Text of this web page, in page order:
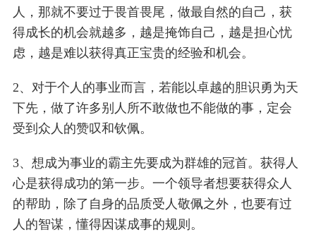
人，那就不要过于畏首畏尾，做最自然的自己，获
得成长的机会就越多，越是掩饰自己，越是担心忧
虑，越是难以获得真正宝贵的经验和机会。
2、对于个人的事业而言，若能以卓越的胆识勇为天
下先，做了许多别人所不敢做也不能做的事，定会
受到众人的赞叹和钦佩。
3、想成为事业的霸主先要成为群雄的冠首。获得人
心是获得成功的第一步。一个领导者想要获得众人
的帮助，除了自身的品质受人敬佩之外，也要有过
人的智谋，懂得因谋成事的规则。